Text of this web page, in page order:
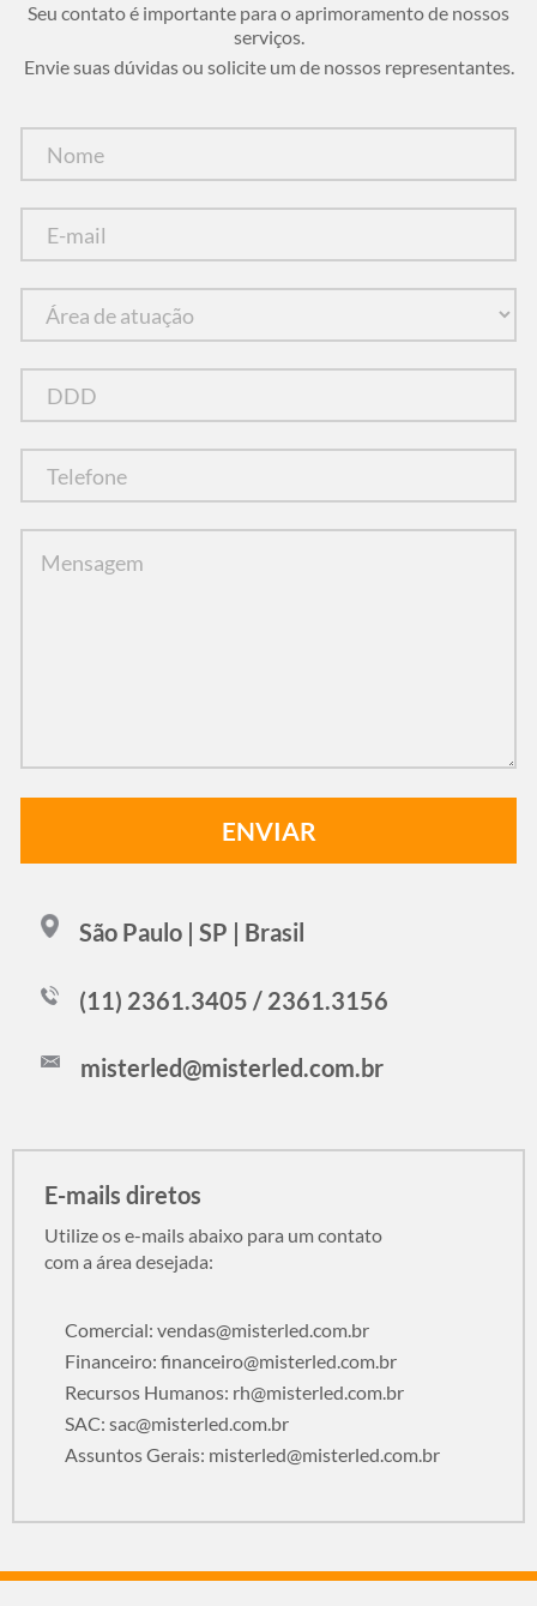
Seu contato é importante para o aprimoramento de nossos
serviços.
Envie suas dúvidas ou solicite um de nossos representantes.
São Paulo | SP | Brasil
(11) 2361.3405 / 2361.3156
misterled@misterled.com.br
E-mails diretos
Utilize os e-mails abaixo para um contato
com a área desejada:
Comercial: vendas@misterled.com.br
Financeiro: financeiro@misterled.com.br
Recursos Humanos: rh@misterled.com.br
SAC: sac@misterled.com.br
Assuntos Gerais: misterled@misterled.com.br